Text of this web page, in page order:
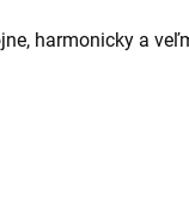
harmonicky a